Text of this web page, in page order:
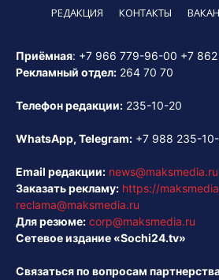
РЕДАКЦИЯ КОНТАКТЫ
Приёмная: +7 966 779-96-00 +7
Рекламный отдел: 264 70 70
Телефон редакции: 235-10-20
WhatsApp, Telegram: +7 988 235-
Email редакции: news@maksmedia.ru
Заказать рекламу: https://
reclama@maksmedia.ru
Для резюме: corp@maksmedia.ru
Сетевое издание «Sochi24.tv»
Связаться по вопросам